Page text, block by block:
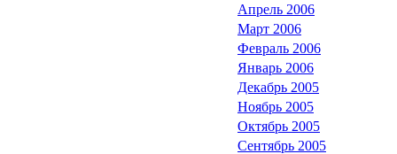
Апрель 2006
Март 2006
Февраль 2006
Январь 2006
Декабрь 2005
Ноябрь 2005
Октябрь 2005
Сентябрь 2005